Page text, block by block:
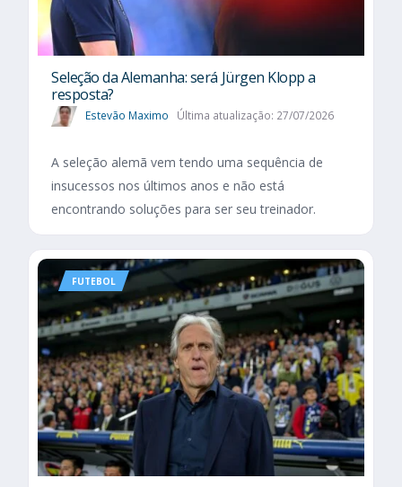
Seleção da Alemanha: será Jürgen Klopp a
resposta?
Estevão Maximo Última atualização: 27/07/2026
A seleção alemã vem tendo uma sequência de
insucessos nos últimos anos e não está
encontrando soluções para ser seu treinador.
FUTEBOL